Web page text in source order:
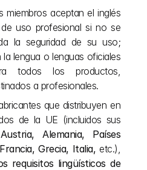
miembros aceptan el inglés
uso profesional si no se
la seguridad de su uso;
lengua o lenguas oficiales
todos los productos,
a profesionales.
que distribuyen en
de la UE (incluidos sus
Austria, Alemania, Países
Grecia, Italia, etc.),
requisitos lingüísticos de